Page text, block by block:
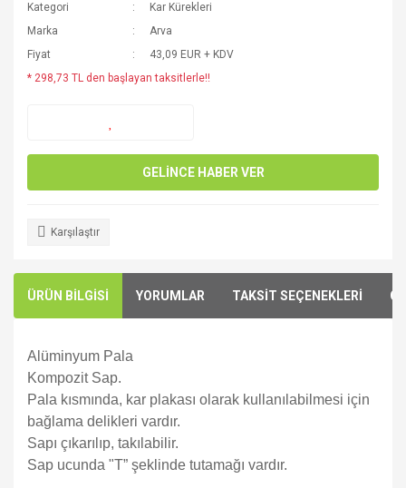
Kategori
Kar Kürekleri
Marka
Arva
Fiyat
43,09 EUR + KDV
* 298,73 TL den başlayan taksitlerle!!
GELİNCE HABER VER
Karşılaştır
ÜRÜN BİLGİSİ YORUMLAR TAKSİT SEÇENEKLERİ
Alüminyum Pala
Kompozit Sap.
Pala kısmında, kar plakası olarak kullanılabilmesi için
bağlama delikleri vardır.
Sapı çıkarılıp, takılabilir.
Sap ucunda "T” şeklinde tutamağı vardır.